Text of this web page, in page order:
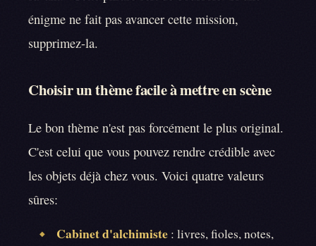
énigme ne fait pas avancer cette mission,
supprimez-la.
Choisir un thème facile à mettre en scène
Le bon thème n'est pas forcément le plus original.
C'est celui que vous pouvez rendre crédible avec
les objets déjà chez vous. Voici quatre valeurs
sûres:
◆ Cabinet d'alchimiste : livres, fioles, notes,